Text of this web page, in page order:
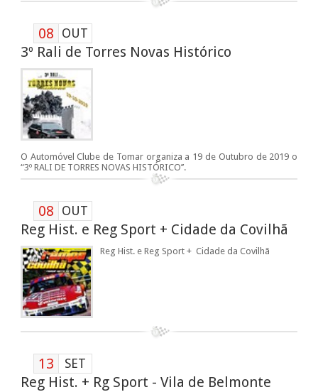
08 OUT
3º Rali de Torres Novas Histórico
O Automóvel Clube de Tomar organiza a 19 de Outubro de 2019 o
“3º RALI DE TORRES NOVAS HISTÓRICO’’.
08 OUT
Reg Hist. e Reg Sport + Cidade da Covilhã
Reg Hist. e Reg Sport + Cidade da Covilhã
13 SET
Reg Hist. + Rg Sport - Vila de Belmonte